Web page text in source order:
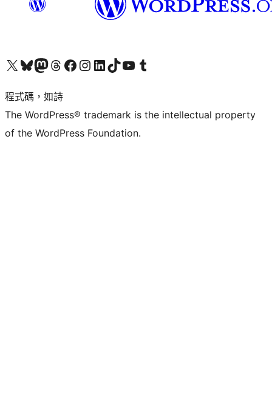
查看我們的 X (之前的 Twitter) 帳號造訪我們的 Bluesky 帳號造訪我們的 Mastodon 帳號造訪我們的 Threads 帳號 造訪我們的 Facebook 粉絲專頁Visit our Instagram account
Visit our LinkedIn account
造訪我們的 TikTok 帳號Visit our YouTube channel
造訪我們的 Tumblr 帳號
程式碼，如詩
The WordPress® trademark is the intellectual property
of the WordPress Foundation.